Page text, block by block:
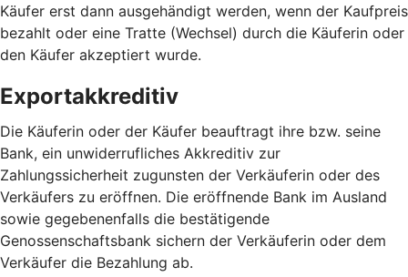
Käufer erst dann ausgehändigt werden, wenn der Kaufpreis
bezahlt oder eine Tratte (Wechsel) durch die Käuferin oder
den Käufer akzeptiert wurde.
Exportakkreditiv
Die Käuferin oder der Käufer beauftragt ihre bzw. seine
Bank, ein unwiderrufliches Akkreditiv zur
Zahlungssicherheit zugunsten der Verkäuferin oder des
Verkäufers zu eröffnen. Die eröffnende Bank im Ausland
sowie gegebenenfalls die bestätigende
Genossenschaftsbank sichern der Verkäuferin oder dem
Verkäufer die Bezahlung ab.